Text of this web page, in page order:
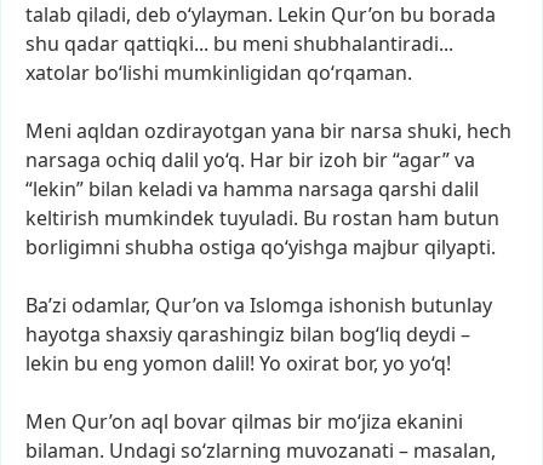
talab qiladi, deb o‘ylayman. Lekin Qur’on bu borada
shu qadar qattiqki... bu meni shubhalantiradi...
xatolar bo‘lishi mumkinligidan qo‘rqaman.
Meni aqldan ozdirayotgan yana bir narsa shuki, hech
narsaga ochiq dalil yo‘q. Har bir izoh bir“agar”va
“lekin” bilan keladi va hamma narsaga qarshi dalil
keltirish mumkindektuyuladi. Bu rostan ham butun
borligimni shubha ostiga qo‘yishga majbur qilyapti.
Ba’zi odamlar, Qur’on va Islomga ishonish butunlay
hayotga shaxsiy qarashingiz bilan bog‘liq deydi –
lekin bu eng yomon dalil! Yo oxirat bor, yo yo‘q!
Men Qur’on aql bovar qilmas bir mo‘jiza ekanini
bilaman. Undagi so‘zlarning muvozanati – masalan,